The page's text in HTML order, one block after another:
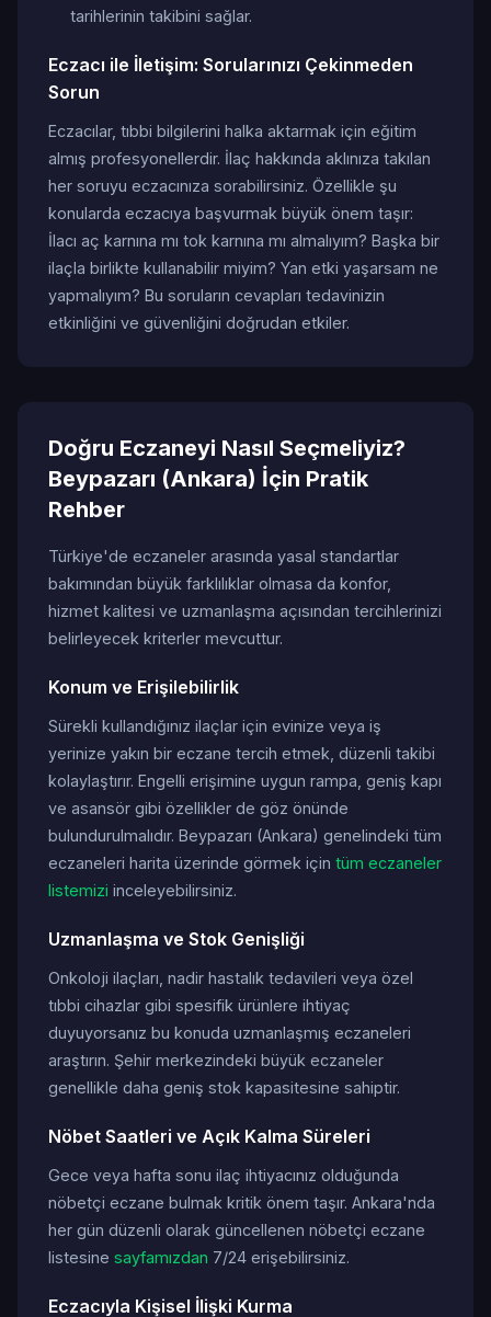
tarihlerinin takibini sağlar.
Eczacı ile İletişim: Sorularınızı Çekinmeden
Sorun
Eczacılar, tıbbi bilgilerini halka aktarmak için eğitim
almış profesyonellerdir. İlaç hakkında aklınıza takılan
her soruyu eczacınıza sorabilirsiniz. Özellikle şu
konularda eczacıya başvurmak büyük önem taşır:
İlacı aç karnına mı tok karnına mı almalıyım? Başka bir
ilaçla birlikte kullanabilir miyim? Yan etki yaşarsam ne
yapmalıyım? Bu soruların cevapları tedavinizin
etkinliğini ve güvenliğini doğrudan etkiler.
Doğru Eczaneyi Nasıl Seçmeliyiz?
Beypazarı (Ankara) İçin Pratik
Rehber
Türkiye'de eczaneler arasında yasal standartlar
bakımından büyük farklılıklar olmasa da konfor,
hizmet kalitesi ve uzmanlaşma açısından tercihlerinizi
belirleyecek kriterler mevcuttur.
Konum ve Erişilebilirlik
Sürekli kullandığınız ilaçlar için evinize veya iş
yerinize yakın bir eczane tercih etmek, düzenli takibi
kolaylaştırır. Engelli erişimine uygun rampa, geniş kapı
ve asansör gibi özellikler de göz önünde
bulundurulmalıdır. Beypazarı (Ankara) genelindeki tüm
eczaneleri harita üzerinde görmek için tüm eczaneler
listemizi inceleyebilirsiniz.
Uzmanlaşma ve Stok Genişliği
Onkoloji ilaçları, nadir hastalık tedavileri veya özel
tıbbi cihazlar gibi spesifik ürünlere ihtiyaç
duyuyorsanız bu konuda uzmanlaşmış eczaneleri
araştırın. Şehir merkezindeki büyük eczaneler
genellikle daha geniş stok kapasitesine sahiptir.
Nöbet Saatleri ve Açık Kalma Süreleri
Gece veya hafta sonu ilaç ihtiyacınız olduğunda
nöbetçi eczane bulmak kritik önem taşır. Ankara'nda
her gün düzenli olarak güncellenen nöbetçi eczane
listesine sayfamızdan 7/24 erişebilirsiniz.
Eczacıyla Kişisel İlişki Kurma